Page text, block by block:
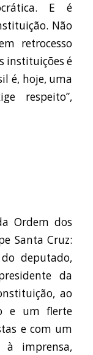
E é
Não
retrocesso
instituições é
é, hoje, uma
respeito”,
Ordem dos
Santa Cruz:
deputado,
da
ao
e um flerte
e com um
à imprensa,